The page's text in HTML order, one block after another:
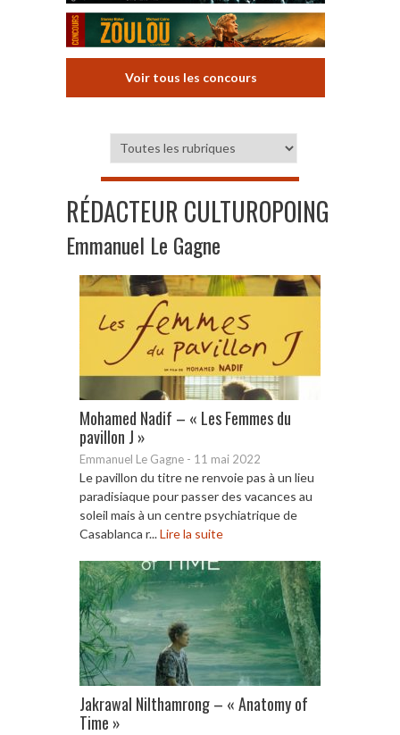
Voir tous les concours
RÉDACTEUR CULTUROPOING
Emmanuel Le Gagne
Mohamed Nadif – « Les Femmes du
pavillon J »
Emmanuel Le Gagne - 11 mai 2022
Le pavillon du titre ne renvoie pas à un lieu
paradisiaque pour passer des vacances au
soleil mais à un centre psychiatrique de
Casablanca r...Lire la suite
Jakrawal Nilthamrong – « Anatomy of
Time »